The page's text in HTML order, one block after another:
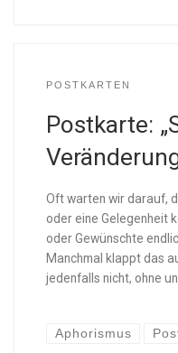
POSTKARTEN
Postkarte:
Oft warten wir darauf,
oder eine Gelegenheit
oder Gewünschte
Manchmal klappt das
jedenfalls nicht, ohne
Aphorismus